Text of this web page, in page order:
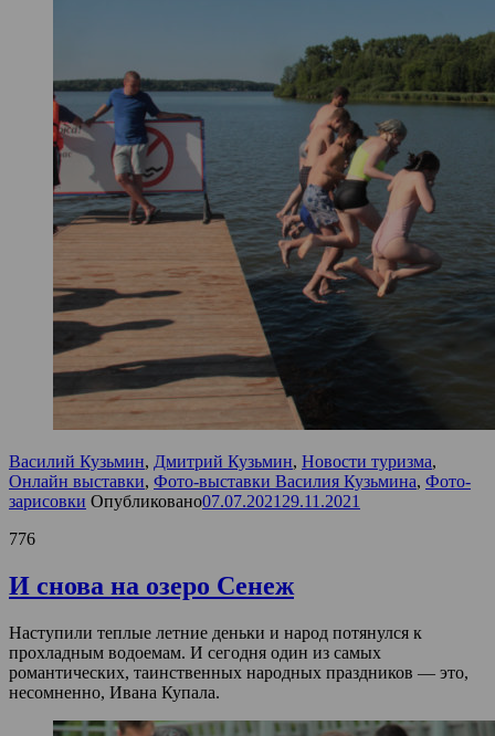
Василий Кузьмин, Дмитрий Кузьмин, Новости туризма,
Онлайн выставки, Фото-выставки Василия Кузьмина, Фото-
зарисовки Опубликовано07.07.2021 29.11.2021
776
И снова на озеро Сенеж
Наступили теплые летние деньки и народ потянулся к
прохладным водоемам. И сегодня один из самых
романтических, таинственных народных праздников — это,
несомненно, Ивана Купала.